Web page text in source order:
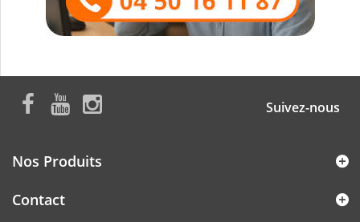
Suivez-nous
Nos Produits
Contact